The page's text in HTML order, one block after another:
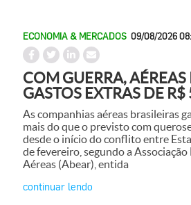
ECONOMIA & MERCADOS 09/08/2026
COM GUERRA, AÉREAS
GASTOS EXTRAS DE
As companhias aéreas brasileiras
mais do que o previsto com
desde o início do conflito entre
de fevereiro, segundo a
Aéreas (Abear), entida
continuar lendo